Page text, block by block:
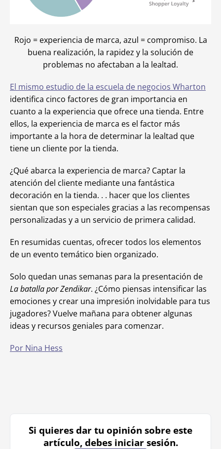
Rojo = experiencia de marca, azul = compromiso. La
buena realización, la rapidez y la solución de
problemas no afectaban a la lealtad.
El mismo estudio de la escuela de negocios Wharton
identifica cinco factores de gran importancia en
cuanto a la experiencia que ofrece una tienda. Entre
ellos, la experiencia de marca es el factor más
importante a la hora de determinar la lealtad que
tiene un cliente por la tienda.
¿Qué abarca la experiencia de marca? Captar la
atención del cliente mediante una fantástica
decoración en la tienda. . . hacer que los clientes
sientan que son especiales gracias a las recompensas
personalizadas y a un servicio de primera calidad.
En resumidas cuentas, ofrecer todos los elementos
de un evento temático bien organizado.
Solo quedan unas semanas para la presentación de
La batalla por Zendikar. ¿Cómo piensas intensificar las
emociones y crear una impresión inolvidable para tus
jugadores? Vuelve mañana para obtener algunas
ideas y recursos geniales para comenzar.
Por Nina Hess
Si quieres dar tu opinión sobre este
artículo, debes iniciar sesión.